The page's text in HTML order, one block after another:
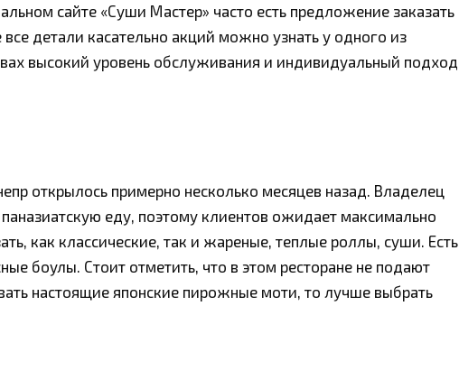
сайте «Суши Мастер» часто есть предложение заказать
детали касательно акций можно узнать у одного из
высокий уровень обслуживания и индивидуальный подход.
открылось примерно несколько месяцев назад. Владелец
еду, поэтому клиентов ожидает максимально
как классические, так и жареные, теплые роллы, суши. Есть
боулы. Стоит отметить, что в этом ресторане не подают
настоящие японские пирожные моти, то лучше выбрать